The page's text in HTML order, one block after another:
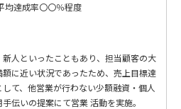
均達成率〇〇％程度
人といったこともあり、担当顧客の大
に近い状況であったため、売上目標達
て、他営業が行わない少額融資・個人
伝いの提案にて営業 活動を実施。